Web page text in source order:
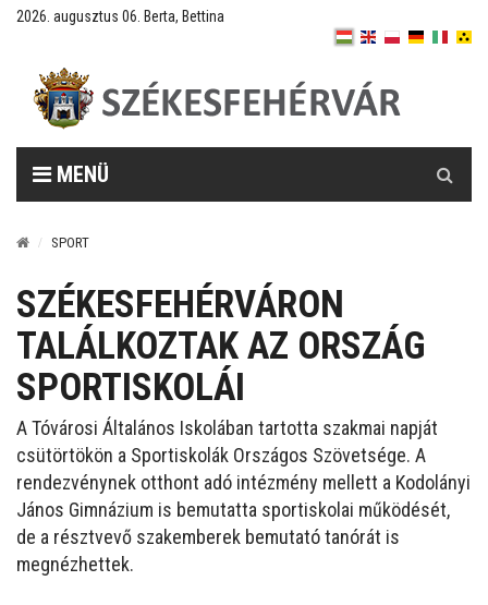
2026. augusztus 06. Berta, Bettina
MENÜ
SPORT
SZÉKESFEHÉRVÁRON
TALÁLKOZTAK AZ ORSZÁG
SPORTISKOLÁI
A Tóvárosi Általános Iskolában tartotta szakmai napját
csütörtökön a Sportiskolák Országos Szövetsége. A
rendezvénynek otthont adó intézmény mellett a Kodolányi
János Gimnázium is bemutatta sportiskolai működését,
de a résztvevő szakemberek bemutató tanórát is
megnézhettek.